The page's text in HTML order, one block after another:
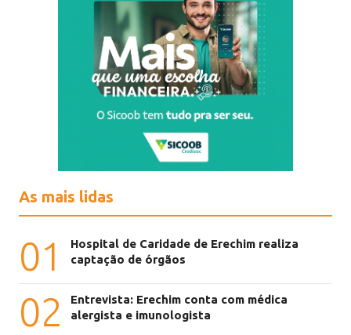
As mais lidas
01
Hospital de Caridade de Erechim realiza
captação de órgãos
02
Entrevista: Erechim conta com médica
alergista e imunologista